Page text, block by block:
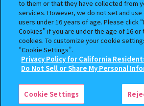
検索中の商品
【フラットガシャポン】カー
ら ネイルシール
埼玉県越谷市レイクタウン３丁目１番地１ イオン
ウンｍｏｒｉ３Ｆ
19.6km
ガシャコココクーンシティさいたま新
埼玉県さいたま市大宮区吉敷町4丁目263-1
20.1km
ガシャポンバンダイオフィシャルシ
来屋書店新松戸店
to them or that they have collected from
services. However, we do not set and
users under 16 years of age. Please click
Cookies” if you are under the age of 16
cookies. To customize your cookie
“Cookie Settings”.
Privacy Policy for California
Do Not Sell or Share My Personal
Cookie Settings